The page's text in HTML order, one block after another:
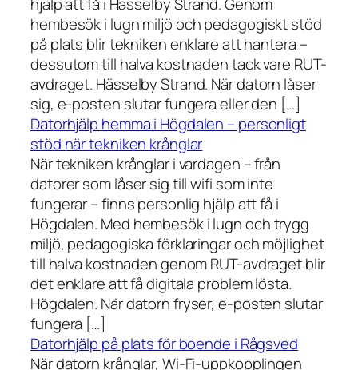
hjälp att få i Hässelby Strand. Genom
hembesök i lugn miljö och pedagogiskt stöd
på plats blir tekniken enklare att hantera –
dessutom till halva kostnaden tack vare RUT-
avdraget. Hässelby Strand. När datorn låser
sig, e-posten slutar fungera eller den […]
Datorhjälp hemma i Högdalen – personligt
stöd när tekniken krånglar
När tekniken krånglar i vardagen – från
datorer som låser sig till wifi som inte
fungerar – finns personlig hjälp att få i
Högdalen. Med hembesök i lugn och trygg
miljö, pedagogiska förklaringar och möjlighet
till halva kostnaden genom RUT-avdraget blir
det enklare att få digitala problem lösta.
Högdalen. När datorn fryser, e-posten slutar
fungera […]
Datorhjälp på plats för boende i Rågsved
När datorn krånglar, Wi-Fi-uppkopplingen